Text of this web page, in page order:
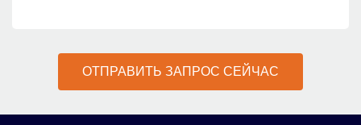
ОТПРАВИТЬ ЗАПРОС СЕЙЧАС